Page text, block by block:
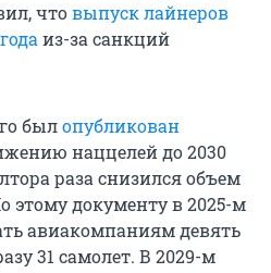
чтовыпуск лайнеров
из-за санкций
былопубликован
наццелей до 2030
раза снизился объем
этому документу в 2025-м
авиакомпаниям девять
31 самолет. В 2029-м